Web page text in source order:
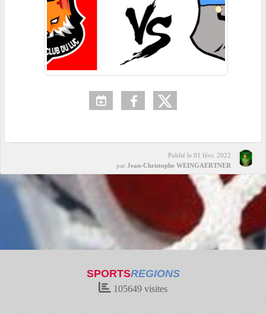
Publié le 01 févr. 2022
par Jean-Christophe WEINGAERTNER
SPORTSREGIONS
105649 visites